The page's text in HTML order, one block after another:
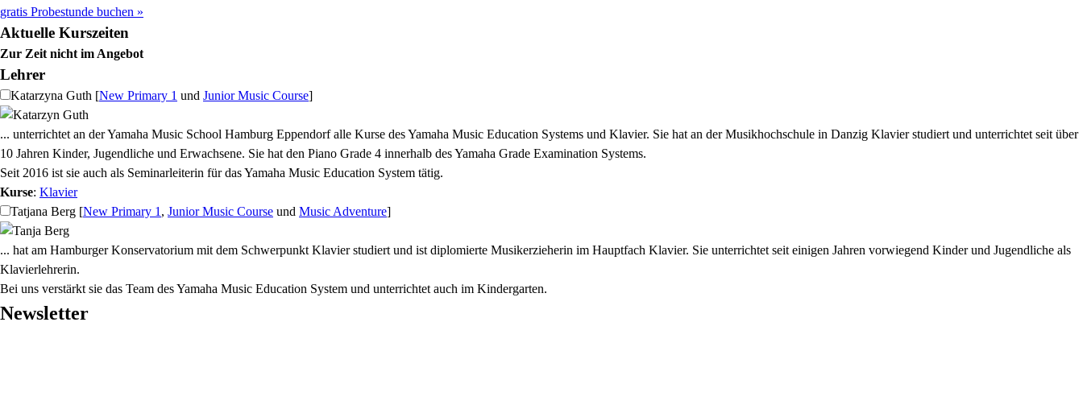
gratis Probestunde buchen »
Aktuelle Kurszeiten
Zur Zeit nicht im Angebot
Lehrer
Katarzyna Guth [New Primary 1 und Junior Music Course]
... unterrichtet an der Yamaha Music School Hamburg Eppendorf alle Kurse des Yamaha Music Education Systems und Klavier. Sie hat an der Musikhochschule in Danzig Klavier studiert und unterrichtet seit über
10 Jahren Kinder, Jugendliche und Erwachsene. Sie hat den Piano Grade 4 innerhalb des Yamaha Grade Examination Systems.
Seit 2016 ist sie auch als Seminarleiterin für das Yamaha Music Education System tätig.
Kurse: Klavier
Tatjana Berg [New Primary 1 , Junior Music Course und Music Adventure]
... hat am Hamburger Konservatorium mit dem Schwerpunkt Klavier studiert und ist diplomierte Musikerzieherin im Hauptfach Klavier. Sie unterrichtet seit einigen Jahren vorwiegend Kinder und Jugendliche als
Klavierlehrerin.
Bei uns verstärkt sie das Team des Yamaha Music Education System und unterrichtet auch im Kindergarten.
Newsletter